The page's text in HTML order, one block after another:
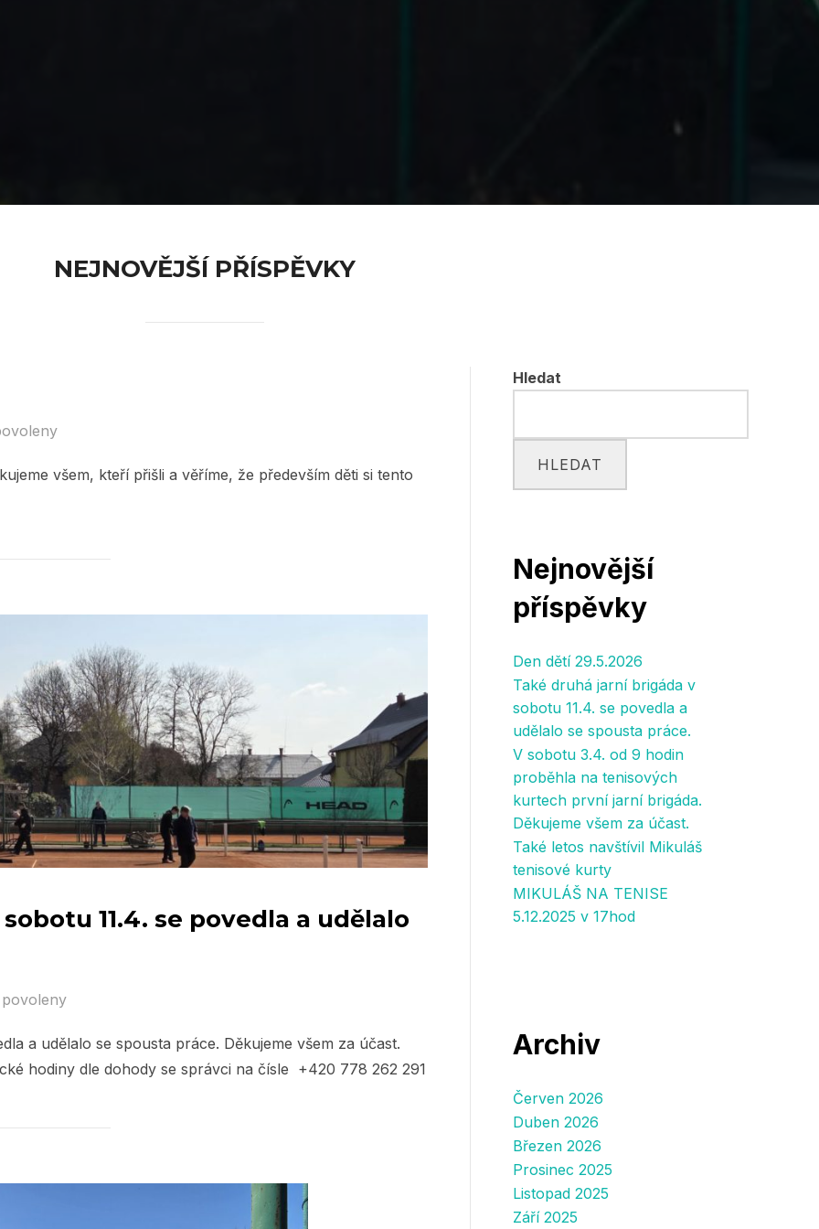
NEJNOVĚJŠÍ PŘÍSPĚVKY
všem, kteří přišli a věříme, že především děti si tento
11.4. se povedla a udělalo
a udělalo se spousta práce. Děkujeme všem za účast.
hodiny dle dohody se správci na čísle +420 778 262 291
Hledat
HLEDAT
Nejnovější
příspěvky
Den dětí 29.5.2026
Také druhá jarní brigáda v
sobotu 11.4. se povedla a
udělalo se spousta práce.
V sobotu 3.4. od 9 hodin
proběhla na tenisových
kurtech první jarní brigáda.
Děkujeme všem za účast.
Také letos navštívil Mikuláš
tenisové kurty
MIKULÁŠ NA TENISE
5.12.2025 v 17hod
Archiv
Červen 2026
Duben 2026
Březen 2026
Prosinec 2025
Listopad 2025
Září 2025